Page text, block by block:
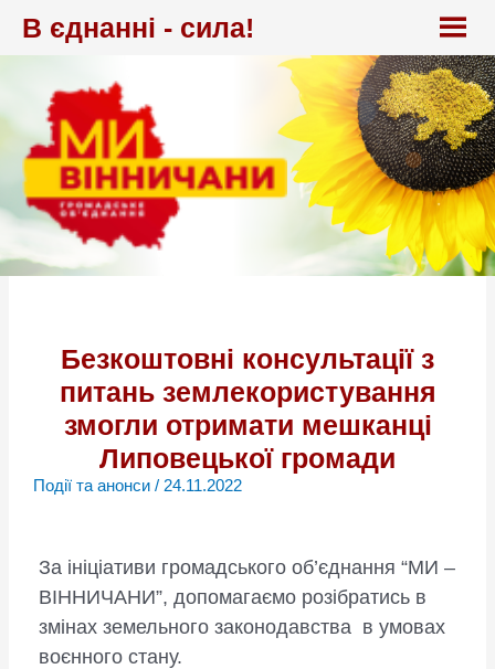
В єднанні - сила!
Безкоштовні консультації з
питань землекористування
змогли отримати мешканці
Липовецької громади
Події та анонси/ 24.11.2022
За ініціативи громадського об’єднання “МИ –
ВІННИЧАНИ”, допомагаємо розібратись в
змінах земельного законодавства в умовах
воєнного стану.